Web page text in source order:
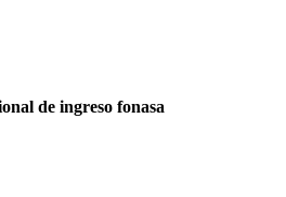
de ingreso fonasa